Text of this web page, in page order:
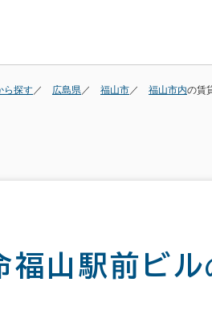
ら探す 広島県 福山市 福山市内の賃
福山駅前ビル